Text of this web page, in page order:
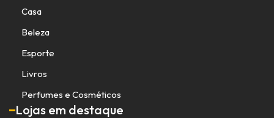
Casa
Beleza
Esporte
Livros
Perfumes e Cosméticos
Lojas em destaque